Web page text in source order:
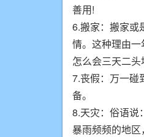
善用!
6.搬家：搬家或
情。这种理由
怎么会三天二头
7.丧假：万一碰
备。
8.天灾：俗语说
暴雨频频的地区